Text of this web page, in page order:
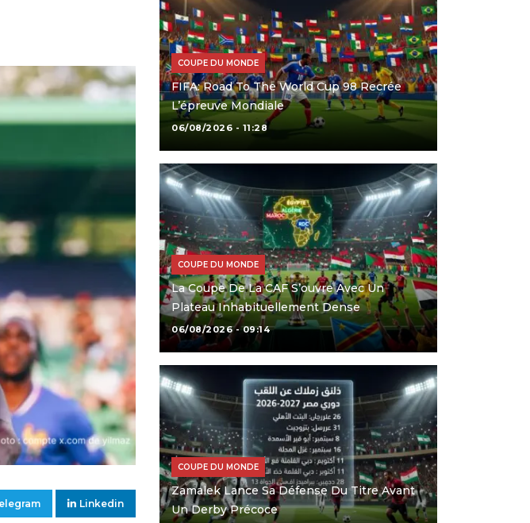
Linkedin
COUPE DU MONDE
FIFA: Road To The World Cup 98 Recrée
L’épreuve Mondiale
06/08/2026 - 11:28
COUPE DU MONDE
La Coupe De La CAF S’ouvre Avec Un
Plateau Inhabituellement Dense
06/08/2026 - 09:14
COUPE DU MONDE
Zamalek Lance Sa Défense Du Titre Avant
Un Derby Précoce